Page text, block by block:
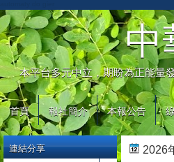
中
本平台多元中立，期盼為正能量
首頁 報社簡介 本報公告
2026
連結分享